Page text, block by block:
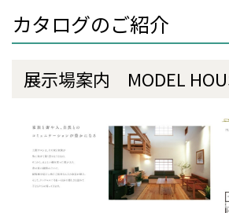
カタログのご紹介
展示場案内 MODEL